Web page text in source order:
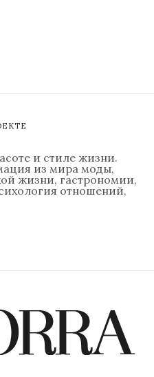
и стиле жизни.
из мира моды,
жизни, гастрономии,
отношений,